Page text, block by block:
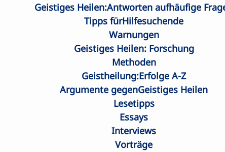
Geistiges Heilen:Antworten aufhäufige
Tipps fürHilfesuchende
Warnungen
Geistiges Heilen: Forschung
Methoden
Geistheilung:Erfolge A-Z
Argumente gegenGeistiges Heilen
Lesetipps
Essays
Interviews
Vorträge